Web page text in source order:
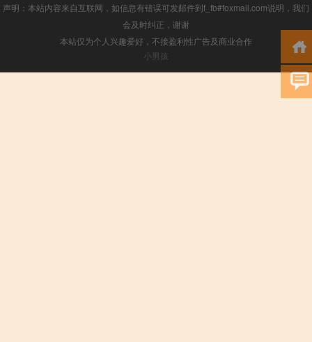
声明：本站内容来自互联网，如信息有错误可发邮件到f_fb#foxmail.com说明，我们
会及时纠正，谢谢
本站仅为个人兴趣爱好，不接盈利性广告及商业合作
小男孩